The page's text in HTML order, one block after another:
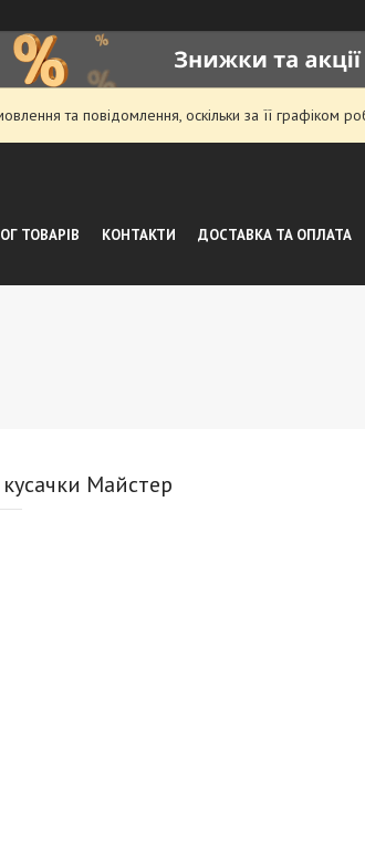
та повідомлення, оскільки за її графіком
ТОВАРІВ КОНТАКТИ ДОСТАВКА ТА ОПЛАТА
Майстер